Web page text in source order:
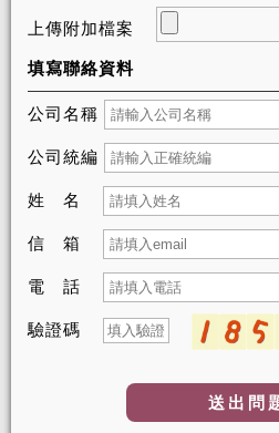
上傳附加檔案
填寫聯絡資料
公司名稱
公司統編
姓 名
信 箱
電 話
驗證碼